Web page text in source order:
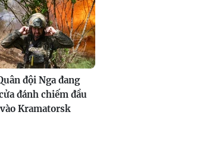
đội Nga đang
đánh chiếm đầu
Kramatorsk